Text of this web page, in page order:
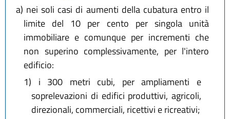
a) nei soli casi di aumenti della cubatura entro il
limite del 10 per cento per singola unità
immobiliare e comunque per incrementi che
non superino complessivamente, per l'intero
edificio:
1) i 300 metri cubi, per ampliamenti e
soprelevazioni di edifici produttivi, agricoli,
direzionali, commerciali, ricettivi e ricreativi;